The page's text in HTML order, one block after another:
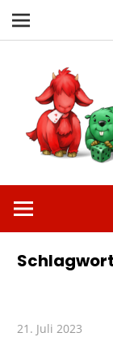
Navigation
springen
erfährst
mehr!
21. Juli 2023